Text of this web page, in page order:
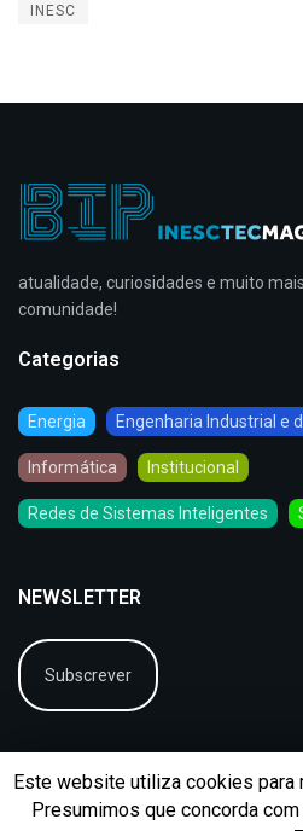
INESC
atualidade, curiosidades e muito
comunidade!
Categorias
Energia Engenharia Industrial e
Informática Institucional
Redes de Sistemas Inteligentes
NEWSLETTER
Subscrever
Este website utiliza cookies para
Presumimos que concorda